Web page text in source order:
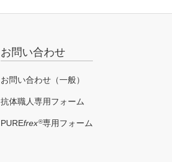
お問い合わせ
お問い合わせ（一般）
抗体職人専用フォーム
PUREfrex®専用フォーム